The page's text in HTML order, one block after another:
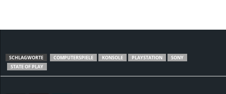
SCHLAGWORTE COMPUTERSPIELE KONSOLE PLAYSTATION
SONY
STATE OF PLAY